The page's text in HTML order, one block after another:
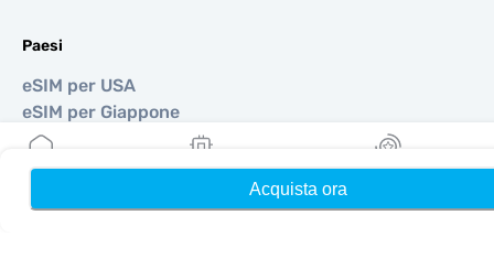
Acquista ora
Paesi
eSIM per USA
eSIM per Giappone
eSIM per Canada
eSIM per Spagna
eSIM per Regno Unito
Le mie eSIM Ricompense